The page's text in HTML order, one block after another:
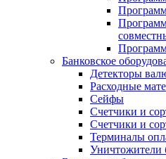
Банковское
Детекторы
Расходные
Сейфы
Счетчики и
Счетчики и
Терминалы
Уничтожители